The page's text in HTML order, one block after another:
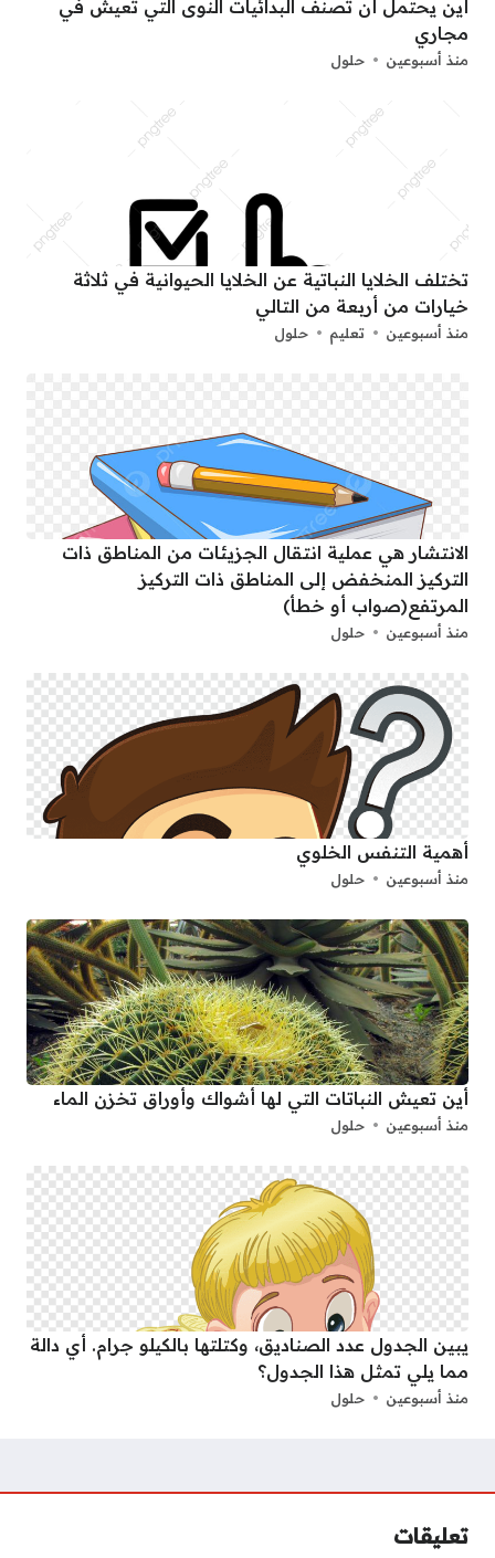
أين يحتمل أن تصنف البدائيات النوى التي تعيش في
مجاري
منذ أسبوعين حلول
تختلف الخلايا النباتية عن الخلايا الحيوانية في ثلاثة
خيارات من أربعة من التالي
منذ أسبوعين تعليم حلول
الانتشار هي عملية انتقال الجزيئات من المناطق ذات
التركيز المنخفض إلى المناطق ذات التركيز
المرتفع(صواب أو خطأ)
منذ أسبوعين حلول
أهمية التنفس الخلوي
منذ أسبوعين حلول
أين تعيش النباتات التي لها أشواك وأوراق تخزن الماء
منذ أسبوعين حلول
يبين الجدول عدد الصناديق، وكتلتها بالكيلو جرام. أي دالة
مما يلي تمثل هذا الجدول؟
منذ أسبوعين حلول
تعليقات